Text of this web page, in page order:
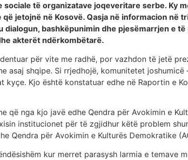
të organizatave joqeveritare serbe. Ky
jetojnë në Kosovë. Qasja në informacion në
bashkëpunimin dhe pjesëmarrjen e të
akterët ndërkombëtarë.
për vite me radhë, por vazhdon të jetë
asaj shqipe. Si rrjedhojë, komunitetet joshumicë
Kjo është konstatuar edhe në Raportin e
që nga kjo javë edhe Qendra për Avokimin e
institucionet për të zgjidhur këtë problem
Qendra për Avokimin e Kulturës Demokratike
kur merret parasysh larmia e temave